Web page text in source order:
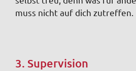
muss nicht auf dich zutreffen.
3. Supervision